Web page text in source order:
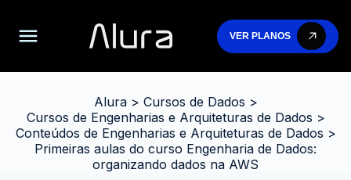
VER PLANOS
Alura> Cursos de Dados >
Cursos de Engenharias e Arquiteturas de Dados >
Conteúdos de Engenharias e Arquiteturas de Dados >
Primeiras aulas do curso Engenharia de Dados:
organizando dados na AWS